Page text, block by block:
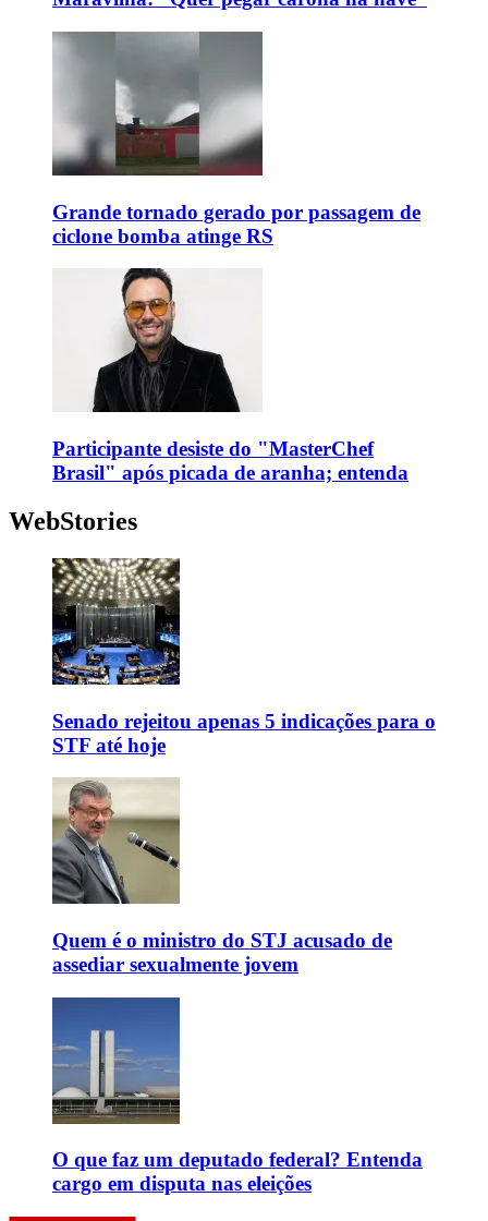
Grande tornado gerado por passagem de
ciclone bomba atinge RS
Participante desiste do "MasterChef
Brasil" após picada de aranha; entenda
WebStories
Senado rejeitou apenas 5 indicações para o
STF até hoje
Quem é o ministro do STJ acusado de
assediar sexualmente jovem
O que faz um deputado federal? Entenda
cargo em disputa nas eleições